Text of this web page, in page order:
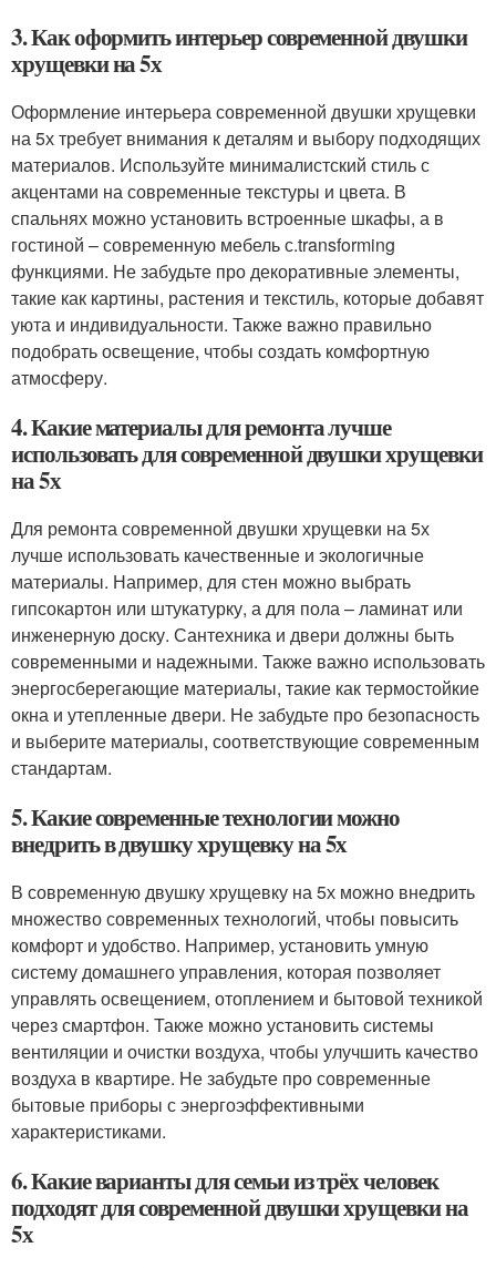
3. Как оформить интерьер современной двушки
хрущевки на 5х
Оформление интерьера современной двушки хрущевки
на 5х требует внимания к деталям и выбору подходящих
материалов. Используйте минималистский стиль с
акцентами на современные текстуры и цвета. В
спальнях можно установить встроенные шкафы, а в
гостиной – современную мебель с.transforming
функциями. Не забудьте про декоративные элементы,
такие как картины, растения и текстиль, которые добавят
уюта и индивидуальности. Также важно правильно
подобрать освещение, чтобы создать комфортную
атмосферу.
4. Какие материалы для ремонта лучше
использовать для современной двушки хрущевки
на 5х
Для ремонта современной двушки хрущевки на 5х
лучше использовать качественные и экологичные
материалы. Например, для стен можно выбрать
гипсокартон или штукатурку, а для пола – ламинат или
инженерную доску. Сантехника и двери должны быть
современными и надежными. Также важно использовать
энергосберегающие материалы, такие как термостойкие
окна и утепленные двери. Не забудьте про безопасность
и выберите материалы, соответствующие современным
стандартам.
5. Какие современные технологии можно
внедрить в двушку хрущевку на 5х
В современную двушку хрущевку на 5х можно внедрить
множество современных технологий, чтобы повысить
комфорт и удобство. Например, установить умную
систему домашнего управления, которая позволяет
управлять освещением, отоплением и бытовой техникой
через смартфон. Также можно установить системы
вентиляции и очистки воздуха, чтобы улучшить качество
воздуха в квартире. Не забудьте про современные
бытовые приборы с энергоэффективными
характеристиками.
6. Какие варианты для семьи из трёх человек
подходят для современной двушки хрущевки на
5х